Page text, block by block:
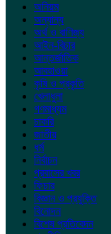
অনিয়ম
অন্যান্য
অর্থ ও বাণিজ্য
আইন-বিচার
আন্তর্জাতিক
আবহাওয়া
কৃষি ও প্রকৃতি
খেলাধুলা
গণমাধ্যম
চাকরি
জাতীয়
ধর্ম
নির্বাচন
প্রবাসের খবর
ফিচার
বিজ্ঞান ও প্রযুক্তি
বিনোদন
বিশেষ প্রতিবেদন